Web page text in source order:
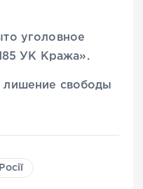
уголовное
УК Кража».
лишение свободы